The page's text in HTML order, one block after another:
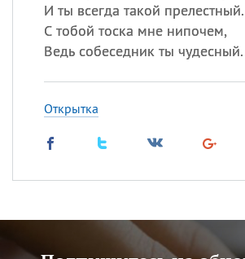
И ты всегда такой прелестный.
С тобой тоска мне нипочем,
Ведь собеседник ты чудесный.
Открытка